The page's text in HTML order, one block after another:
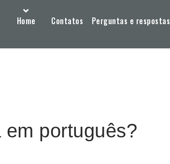
Home Contatos Perguntas e respostas
português?